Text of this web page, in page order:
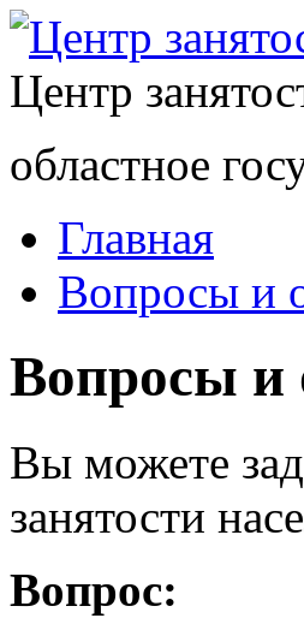
Центр
областное
Главная
Вопросы и
Вопросы и
Вы можете
занятости
Вопрос: